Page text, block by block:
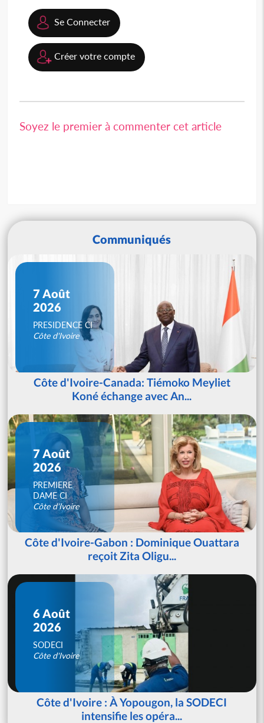
Se Connecter
Créer votre compte
Soyez le premier à commenter cet article
Communiqués
7 Août
2026
PRESIDENCE CI
Côte d'Ivoire
Côte d'Ivoire-Canada: Tiémoko Meyliet
Koné échange avec An...
7 Août
2026
PREMIERE
DAME CI
Côte d'Ivoire
Côte d'Ivoire-Gabon : Dominique Ouattara
reçoit Zita Oligu...
6 Août
2026
SODECI
Côte d'Ivoire
Côte d'Ivoire : À Yopougon, la SODECI
intensifie les opéra...